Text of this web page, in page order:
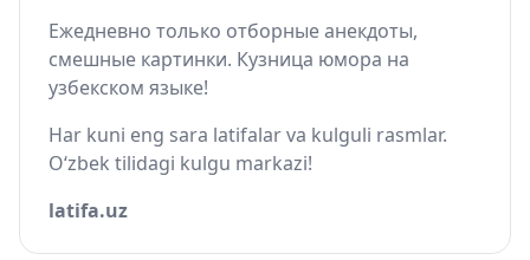
Ежедневно только отборные анекдоты,
смешные картинки. Кузница юмора на
узбекском языке!
Har kuni eng sara latifalar va kulguli rasmlar.
O‘zbek tilidagi kulgu markazi!
latifa.uz